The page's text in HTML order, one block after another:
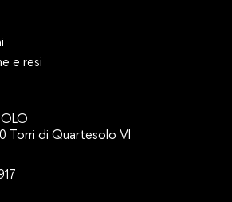
e resi
Torri di Quartesolo VI